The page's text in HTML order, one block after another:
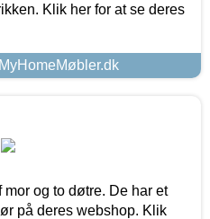
Klik her for at se deres
og to døtre. De har et
på deres webshop. Klik